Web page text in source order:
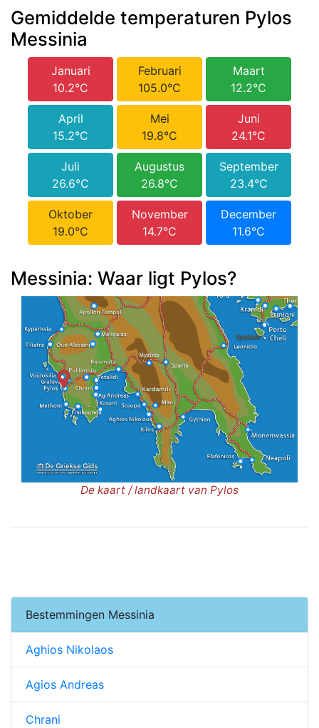
Gemiddelde temperaturen Pylos
Messinia
Januari
10.2°C
Februari
105.0°C
Maart
12.2°C
April
15.2°C
Mei
19.8°C
Juni
24.1°C
Juli
26.6°C
Augustus
26.8°C
September
23.4°C
Oktober
19.0°C
November
14.7°C
December
11.6°C
Messinia: Waar ligt Pylos?
De kaart / landkaart van Pylos
Bestemmingen Messinia
Aghios Nikolaos
Agios Andreas
Chrani